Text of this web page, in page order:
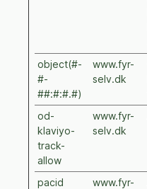
object(#-
#-
##:#:#.#)
www.fyr-
selv.dk
od-
klaviyo-
track-
allow
www.fyr-
selv.dk
pacid
www.fyr-